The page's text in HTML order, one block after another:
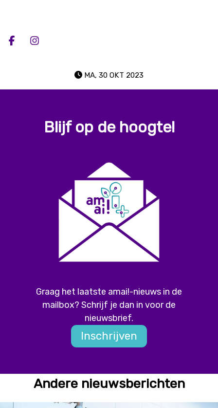
Deel op facebook
Deel op Instagram
MA, 30 OKT 2023
Blijf op de hoogte!
Graag het laatste amai!-nieuws in de
mailbox? Schrijf je dan in voor de
nieuwsbrief.
Inschrijven
Andere nieuwsberichten